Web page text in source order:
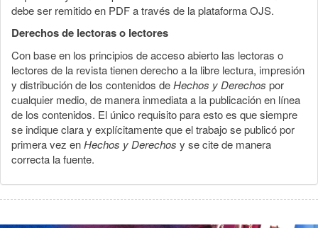
debe ser remitido en PDF a través de la plataforma OJS.
Derechos de lectoras o lectores
Con base en los principios de acceso abierto las lectoras o
lectores de la revista tienen derecho a la libre lectura, impresión
y distribución de los contenidos deHechos y Derechos por
cualquier medio, de manera inmediata a la publicación en línea
de los contenidos. El único requisito para esto es que siempre
se indique clara y explícitamente que el trabajo se publicó por
primera vez enHechos y Derechos y se cite de manera
correcta la fuente.